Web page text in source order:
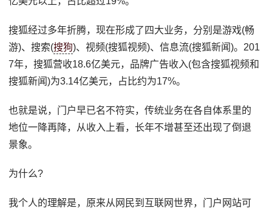
搜狐经过多年折腾，现在形成了四大业务，分别是游戏(畅
游)、搜索(搜狗)、视频(搜狐视频)、信息流(搜狐新闻)。201
7年，搜狐营收18.6亿美元，品牌广告收入(包含搜狐视频和
搜狐新闻)为3.14亿美元，占比约为17%。
也就是说，门户早已名不符实，传统业务在各自体系里的
地位一降再降，从收入上看，长年不增甚至还出现了倒退
景象。
为什么?
我个人的理解是，原来从网民到互联网世界，门户网站可